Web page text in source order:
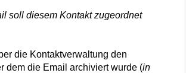
soll diesem Kontakt zugeordnet
die Kontaktverwaltung den
dem die Email archiviert wurde (in